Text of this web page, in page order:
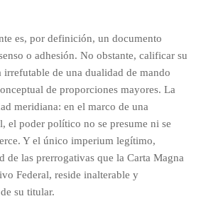
es, por definición, un documento
o adhesión. No obstante, calificar su
de una dualidad de mando
de proporciones mayores. La
meridiana: en el marco de una
el poder político no se presume ni se
Y el único imperium legítimo,
de las prerrogativas que la Carta Magna
Federal, reside inalterable y
su titular.